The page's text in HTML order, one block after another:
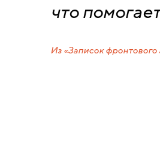
что
Из «Записок фронтового